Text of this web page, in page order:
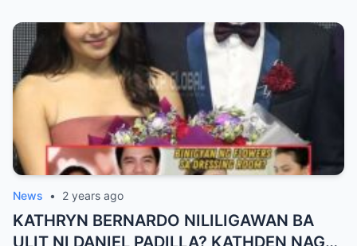
News • 2 years ago
KATHRYN BERNARDO NILILIGAWAN BA
ULIT NI DANIEL PADILLA? KATHDEN NAG